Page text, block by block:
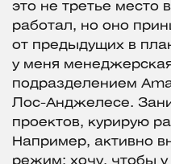
это не третье место
работал, но оно
от предыдущих в
у меня
подразделением
Лос-Анджелесе.
проектов, курирую
Например, активно
режим: хочу, чтобы